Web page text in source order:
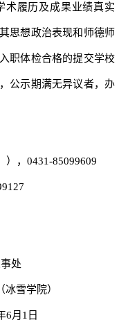
术履历及成果业绩真实
思想政治表现和师德师
职体检合格的提交学校
公示期满无异议者，办
， 0431-85099609
处
冰雪学院）
6月 1 日